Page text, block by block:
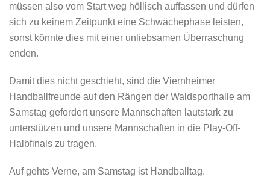
müssen also vom Start weg höllisch auffassen und dürfen
sich zu keinem Zeitpunkt eine Schwächephase leisten,
sonst könnte dies mit einer unliebsamen Überraschung
enden.
Damit dies nicht geschieht, sind die Viernheimer
Handballfreunde auf den Rängen der Waldsporthalle am
Samstag gefordert unsere Mannschaften lautstark zu
unterstützen und unsere Mannschaften in die Play-Off-
Halbfinals zu tragen.
Auf gehts Verne, am Samstag ist Handballtag.